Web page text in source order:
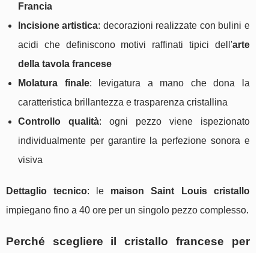
Francia
Incisione artistica: decorazioni realizzate con bulini e
acidi che definiscono motivi raffinati tipici dell'arte
della tavola francese
Molatura finale: levigatura a mano che dona la
caratteristica brillantezza e trasparenza cristallina
Controllo qualità: ogni pezzo viene ispezionato
individualmente per garantire la perfezione sonora e
visiva
Dettaglio tecnico: le maison Saint Louis cristallo
impiegano fino a 40 ore per un singolo pezzo complesso.
Perché scegliere il cristallo francese per